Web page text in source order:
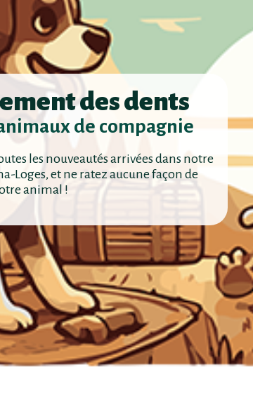
des dents
de compagnie
les nouveautés arrivées dans notre
Loges, et ne ratez aucune façon de
animal !